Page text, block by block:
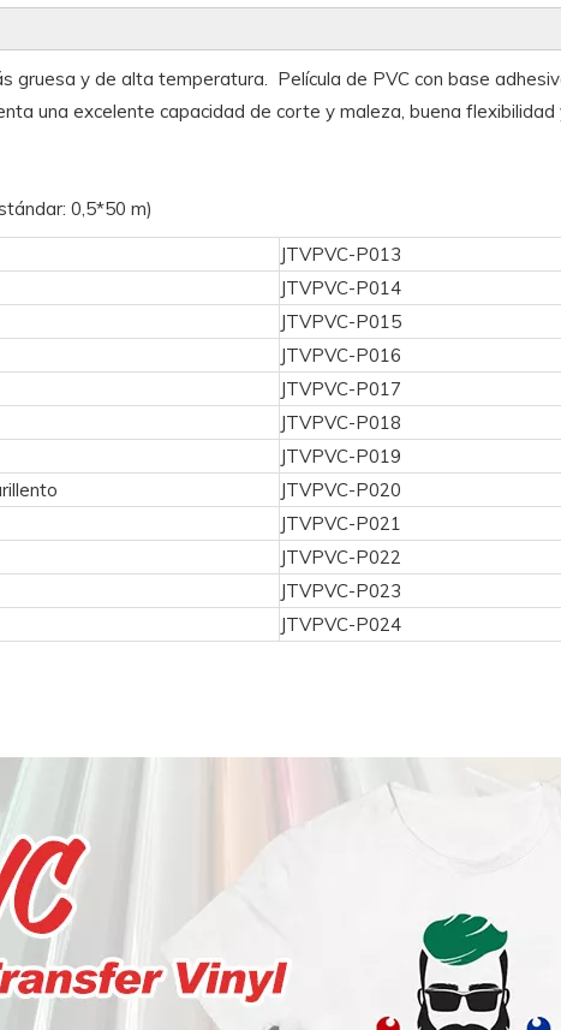
gruesa y de alta temperatura. Película de PVC con base
una excelente capacidad de corte y maleza, buena
0,5*50 m)
JTVPVC-P013
JTVPVC-P014
JTVPVC-P015
JTVPVC-P016
JTVPVC-P017
JTVPVC-P018
JTVPVC-P019
JTVPVC-P020
JTVPVC-P021
JTVPVC-P022
JTVPVC-P023
JTVPVC-P024